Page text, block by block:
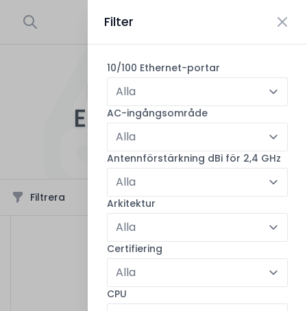
DATA ÖVER
ELLEDNINGAR
produkter i sortimentet
Filtrera Sortera
Filter
10/100 Ethernet-portar
AC-ingångsområde
Antennförstärkning dBi för 2,4 GHz
Arkitektur
Certifiering
CPU